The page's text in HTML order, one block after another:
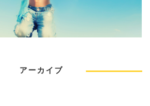
アーカイブ